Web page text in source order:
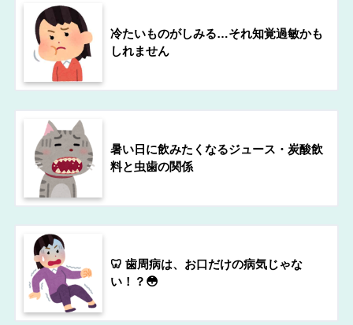
冷たいものがしみる…それ知覚過敏かも
しれません
暑い日に飲みたくなるジュース・炭酸飲
料と虫歯の関係
🦷 歯周病は、お口だけの病気じゃな
い！？😳